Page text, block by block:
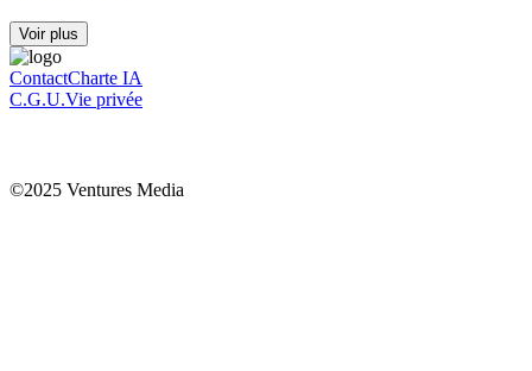
Voir plus
ContactCharte IA
C.G.U.Vie privée
©2025 Ventures Media